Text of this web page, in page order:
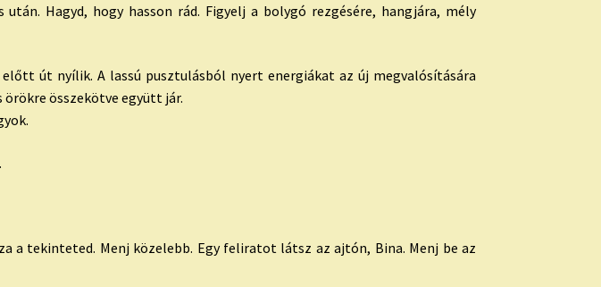
Hagyd, hogy hasson rád. Figyelj a bolygó rezgésére, hangjára, mély
út nyílik. A lassú pusztulásból nyert energiákat az új megvalósítására
örökre összekötve együtt jár.
a tekinteted. Menj közelebb. Egy feliratot látsz az ajtón, Bina. Menj be az